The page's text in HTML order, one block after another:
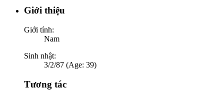
Giới thiệu
Giới tính:
Nam
Sinh nhật:
3/2/87 (Age: 39)
Tương tác